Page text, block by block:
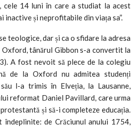
cele 14 luni în care a studiat la acest
inactive și neprofitabile din viața sa”.
teologice, dar și ca o sfidare la adresa
tânărul Gibbon s-a convertit la
A fost nevoit să plece de la colegiu
de la Oxford nu admitea studenți
l-a trimis în Elveția, la Lausanne,
reformat Daniel Pavillard, care urma
și să-i completeze educația.
îndeplinite: de Crăciunul anului 1754,